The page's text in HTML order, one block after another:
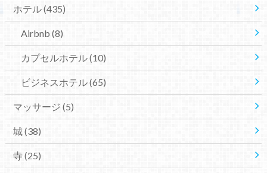
ホテル(435)
Airbnb (8)
カプセルホテル(10)
ビジネスホテル(65)
マッサージ (5)
城(38)
寺(25)